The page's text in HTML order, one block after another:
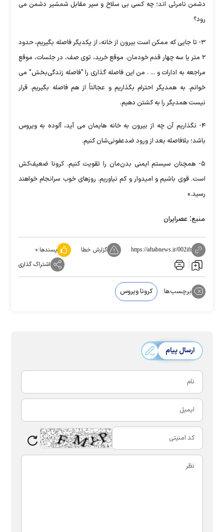
دشمن نامرئی اند؛ چه کسی بی سلاح و سپر مقابل شمشیر دشمن می
رود؟
۳- تا جایی که ممکن است بیرون از خانه، از یکدیگر فاصله بگیریم، حدود
۲ متر یا سه چهار قدم خودمان. موقع خرید، توی صف، در جلسات، موقع
مراجعه به ادارات و ... . من این فاصله گذاری را "فاصله زندگی‌بخش" می
خوانم. به همدیگر احترام بگذاریم و عجالتاً از هم فاصله بگیریم. قرار
نیست همدیگر را به کشتن دهیم.
۴- نگذاریم آن چه از بیرون به خانه هایمان می آید، آلوده به ویروس
باشد؛ بلافاصله بعد از ورود ضدعفونی‌شان کنیم.
۵- همچنان سیستم ایمنی بدن‌مان را تقویت کنیم. کرونا ضعیف‌کش
است. قوی باشیم و امیدوار و کم نیاوریم. روزهای خوب سرانجام خواهند
رسید.»
منبع: عصرایران
https://aftabnews.ir/002ift گزارش خطا پسندها:۰
اشتراک گذاری
برچسب‌ها: کرونا ویروس
ارسال پیام